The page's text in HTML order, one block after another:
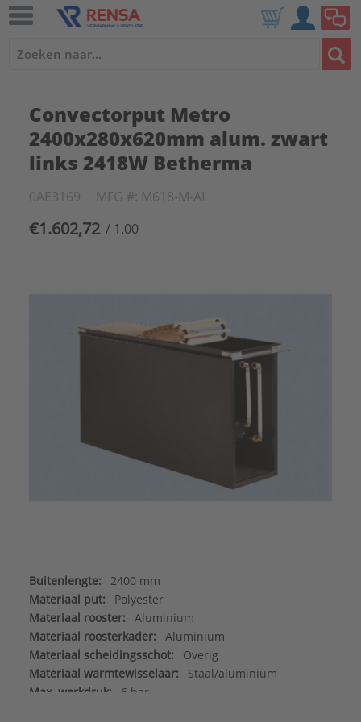
Convectorput Metro
2400x280x620mm alum. zwart
links 2418W Betherma
0AE3169 MFG #: M618-M-AL
€1.602,72 / 1.00
Buitenlengte:
2400 mm
Materiaal put:
Polyester
Materiaal rooster:
Aluminium
Materiaal roosterkader:
Aluminium
Materiaal scheidingsschot:
Overig
Materiaal warmtewisselaar:
Staal/aluminium
Max. werkdruk:
6 bar